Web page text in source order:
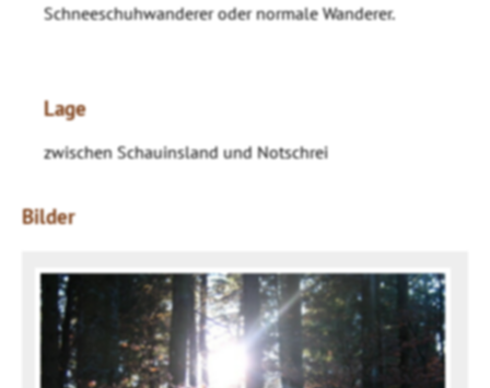
Schneeschuhwanderer oder normale Wanderer.
Lage
zwischen Schauinsland und Notschrei
Bilder